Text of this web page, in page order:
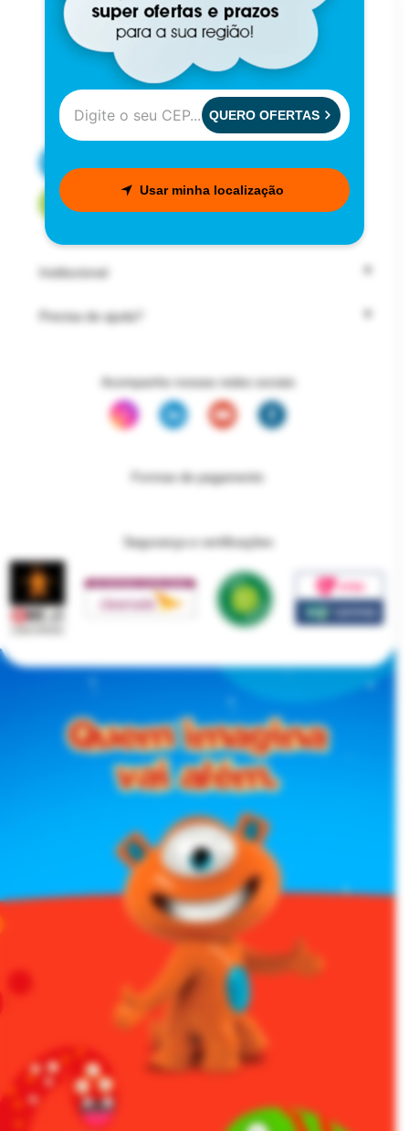
Institucional
Precisa de ajuda?
Acompanhe nossas redes sociais
Formas de pagamento
Segurança e certificações
QUERO OFERTAS
Usar minha localização